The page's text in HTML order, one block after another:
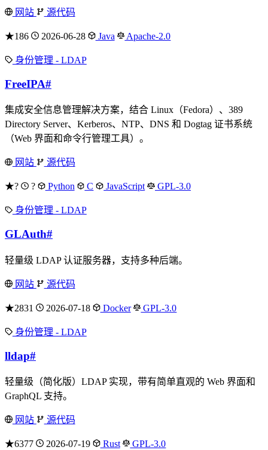
网站 源代码
★186 2026-06-28 Java Apache-2.0
身份管理 - LDAP
FreeIPA#
集成安全信息管理解决方案，结合 Linux（Fedora）、389
Directory Server、Kerberos、NTP、DNS 和 Dogtag 证书系统
（Web 界面和命令行管理工具）。
网站 源代码
★? ? Python C JavaScript GPL-3.0
身份管理 - LDAP
GLAuth#
轻量级 LDAP 认证服务器，支持多种后端。
网站 源代码
★2831 2026-07-18 Docker GPL-3.0
身份管理 - LDAP
lldap#
轻量级（简化版）LDAP 实现，带有简单直观的 Web 界面和
GraphQL 支持。
网站 源代码
★6377 2026-07-19 Rust GPL-3.0